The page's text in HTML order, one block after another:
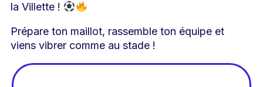
la Villette !
Prépare ton maillot, rassemble ton équipe et
viens vibrer comme au stade !